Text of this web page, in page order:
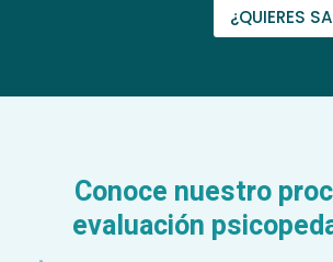
¿QUIERES
Conoce nuestro
evaluación